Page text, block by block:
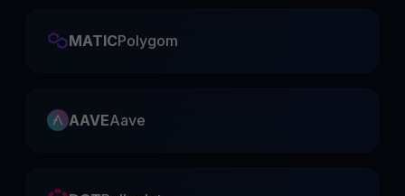
MATICPolygom
AAVEAave